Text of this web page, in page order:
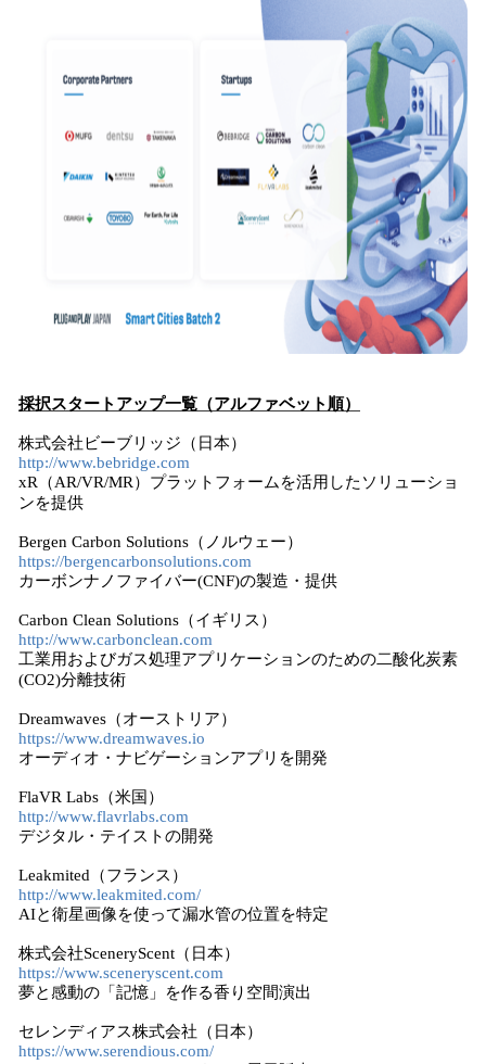
採択スタートアップ一覧（アルファベット順）
株式会社ビーブリッジ（日本）
http://www.bebridge.com
xR（AR/VR/MR）プラットフォームを活用したソリューショ
ンを提供
Bergen Carbon Solutions（ノルウェー）
https://bergencarbonsolutions.com
カーボンナノファイバー(CNF)の製造・提供
Carbon Clean Solutions（イギリス）
http://www.carbonclean.com
工業用およびガス処理アプリケーションのための二酸化炭素
(CO2)分離技術
Dreamwaves（オーストリア）
https://www.dreamwaves.io
オーディオ・ナビゲーションアプリを開発
FlaVR Labs（米国）
http://www.flavrlabs.com
デジタル・テイストの開発
Leakmited（フランス）
http://www.leakmited.com/
AIと衛星画像を使って漏水管の位置を特定
株式会社SceneryScent（日本）
https://www.sceneryscent.com
夢と感動の「記憶」を作る香り空間演出
セレンディアス株式会社（日本）
https://www.serendious.com/